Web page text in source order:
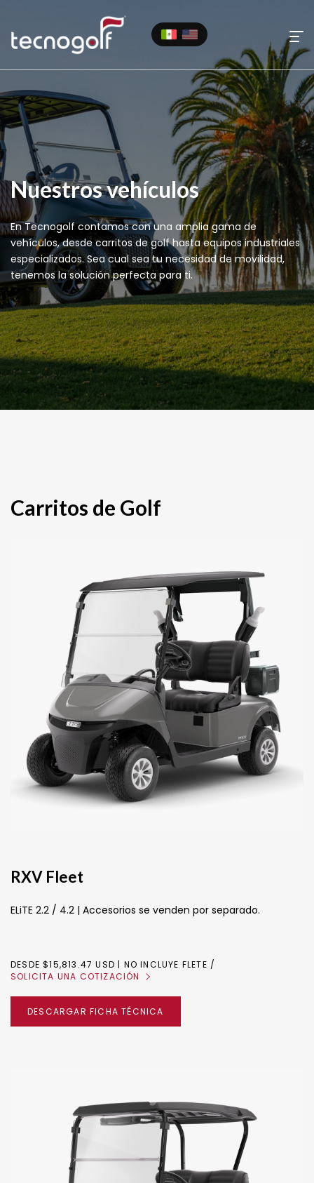
Nuestros vehículos
En Tecnogolf contamos con una amplia gama de
vehículos, desde carritos de golf hasta equipos industriales
especializados. Sea cual sea tu necesidad de movilidad,
tenemos la solución perfecta para ti.
Carritos de Golf
RXV Fleet
ELiTE 2.2 / 4.2 | Accesorios se venden por separado.
DESDE $15,813.47 USD | NO INCLUYE FLETE
SOLICITA UNA COTIZACIÓN
DESCARGAR FICHA TÉCNICA